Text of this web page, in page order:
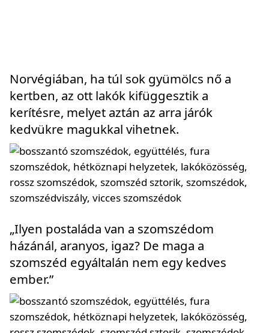
Norvégiában, ha túl sok gyümölcs nő a
kertben, az ott lakók kifüggesztik a
kerítésre, melyet aztán az arra járók
kedvükre magukkal vihetnek.
„Ilyen postaláda van a szomszédom
házánál, aranyos, igaz? De maga a
szomszéd egyáltalán nem egy kedves
ember.”